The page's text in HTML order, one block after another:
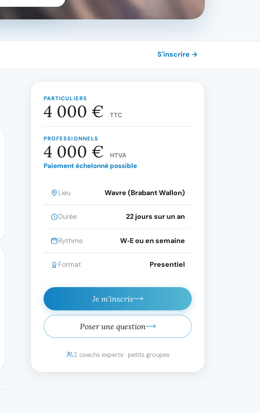
S'inscrire →
PARTICULIERS
4 000 € TTC
PROFESSIONNELS
4 000 €
HTVA
Paiement échelonné possible
Lieu Wavre (Brabant Wallon)
Durée 22 jours sur un an
Rythme W‑E ou en semaine
Format Presentiel
Je m'inscris
Poser une question
2 coachs experts · petits groupes